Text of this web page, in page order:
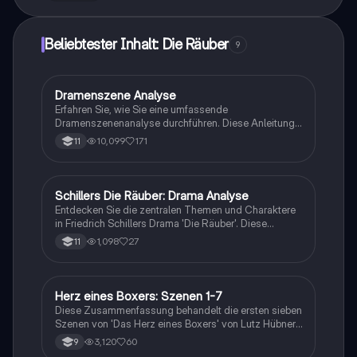
Einblicke in Schillers Werk gewinnen möchten.
Beliebtester Inhalt: Die Räuber 9
Deutsch
Dramenszene Analyse
Erfahren Sie, wie Sie eine umfassende
Dramenszenenanalyse durchführen. Diese Anleitung
umfasst die Struktur der Analyse, die Einordnung der
Szene, Figurenanalysen, Sprachmittel und deren
dramatische Texte gewinnen möchten.
11 10,099 171
Deutsch
Schillers Die Räuber: Drama Analyse
Entdecken Sie die zentralen Themen und Charaktere
in Friedrich Schillers Drama 'Die Räuber'. Diese
umfassende Analyse behandelt den Konflikt zwischen
Verstand und Gefühl, die Dramenstruktur sowie die
vorbereiten oder ein tieferes Verständnis für das Werk
entwickeln möchten.
11 1,098 27
Deutsch
Herz eines Boxers: Szenen 1-7
Diese Zusammenfassung behandelt die ersten sieben
Szenen von 'Das Herz eines Boxers' von Lutz Hübner.
Sie beleuchtet die Beziehung zwischen Jojo und Leo,
Jojo's Herausforderungen im Altersheim und die
9 3,120 60